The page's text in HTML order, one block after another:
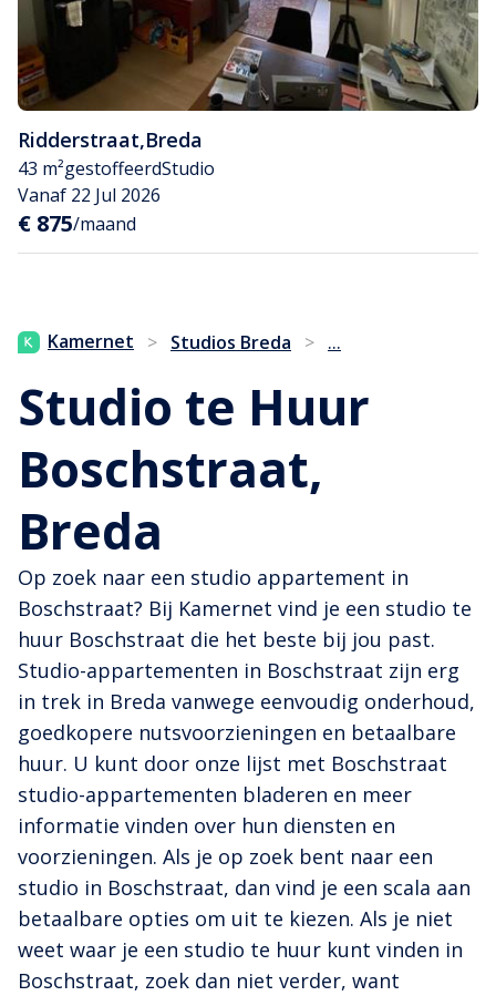
Ridderstraat,Breda
43 m²gestoffeerdStudio
Vanaf 22 Jul 2026
€ 875/maand
Kamernet > Studios Breda > ...
Studio te Huur
Boschstraat,
Breda
Op zoek naar een studio appartement in
Boschstraat? Bij Kamernet vind je een studio te
huur Boschstraat die het beste bij jou past.
Studio-appartementen in Boschstraat zijn erg
in trek in Breda vanwege eenvoudig onderhoud,
goedkopere nutsvoorzieningen en betaalbare
huur. U kunt door onze lijst met Boschstraat
studio-appartementen bladeren en meer
informatie vinden over hun diensten en
voorzieningen. Als je op zoek bent naar een
studio in Boschstraat, dan vind je een scala aan
betaalbare opties om uit te kiezen. Als je niet
weet waar je een studio te huur kunt vinden in
Boschstraat, zoek dan niet verder, want